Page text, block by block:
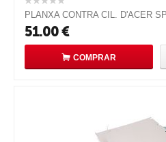
PLANXA CONTRA CIL. D'ACER
51.00€
COMPRAR